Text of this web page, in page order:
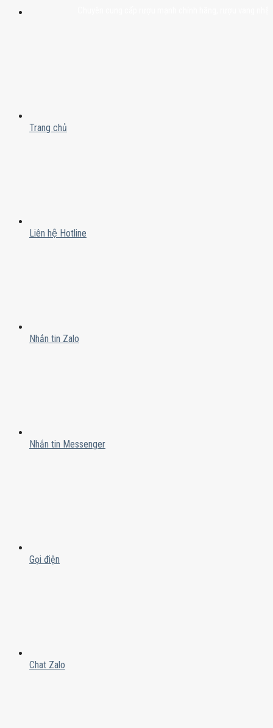
Trang chủ
Liên hệ Hotline
Nhắn tin Zalo
Nhắn tin Messenger
Gọi điện
Chat Zalo